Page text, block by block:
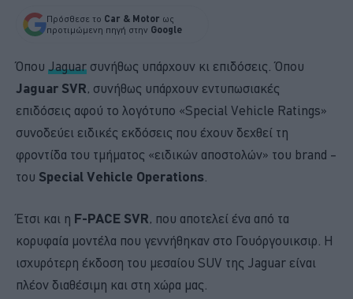
Πρόσθεσε το Car & Motor ως
προτιμώμενη πηγή στην Google
Όπου Jaguar συνήθως υπάρχουν κι επιδόσεις. Όπου
Jaguar SVR, συνήθως υπάρχουν εντυπωσιακές
επιδόσεις αφού το λογότυπο «Special Vehicle Ratings»
συνοδεύει ειδικές εκδόσεις που έχουν δεχθεί τη
φροντίδα του τμήματος «ειδικών αποστολών» του brand –
του Special Vehicle Operations
Έτσι και η F-PACE SVR, που αποτελεί ένα από τα
κορυφαία μοντέλα που γεννήθηκαν στο Γουόργουικσιρ. Η
ισχυρότερη έκδοση του μεσαίου SUV της Jaguar είναι
πλέον διαθέσιμη και στη χώρα μας.